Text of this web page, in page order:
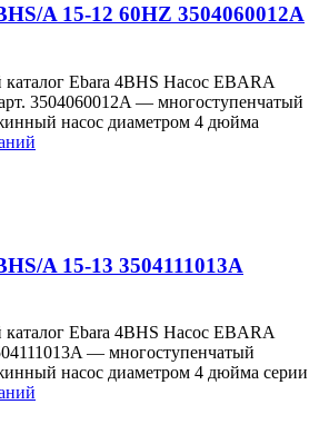
A 15-12 60HZ 3504060012A
каталог Ebara 4BHS Насос EBARA
3504060012A — многоступенчатый
насос диаметром 4 дюйма
A 15-13 3504111013A
каталог Ebara 4BHS Насос EBARA
— многоступенчатый
насос диаметром 4 дюйма серии